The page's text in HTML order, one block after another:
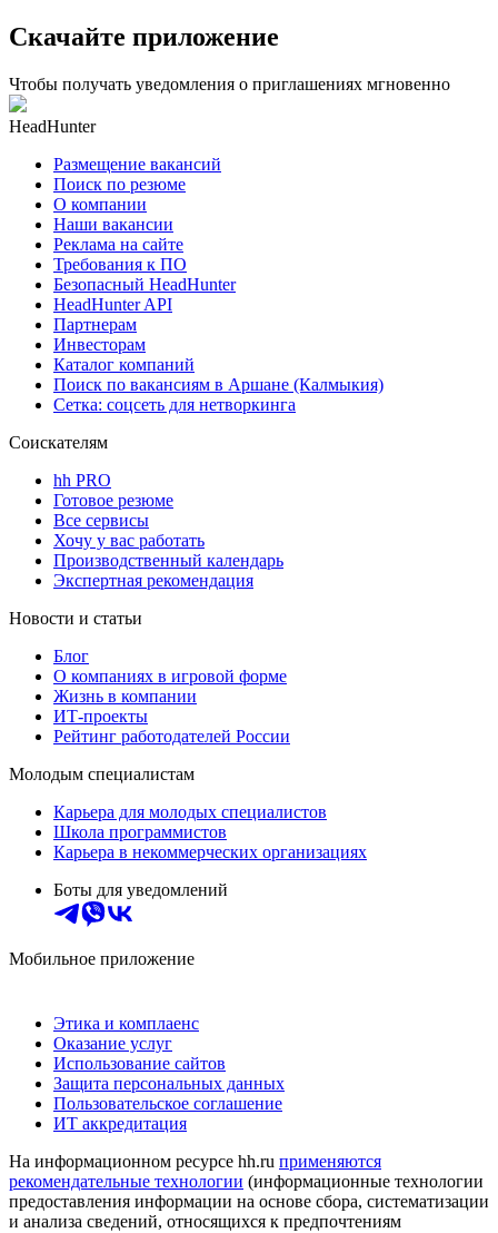
Скачайте приложение
Чтобы получать уведомления о приглашениях мгновенно
HeadHunter
Размещение вакансий
Поиск по резюме
О компании
Наши вакансии
Реклама на сайте
Требования к ПО
Безопасный HeadHunter
HeadHunter API
Партнерам
Инвесторам
Каталог компаний
Поиск по вакансиям в Аршане (Калмыкия)
Сетка: соцсеть для нетворкинга
Соискателям
hh PRO
Готовое резюме
Все сервисы
Хочу у вас работать
Производственный календарь
Экспертная рекомендация
Новости и статьи
Блог
О компаниях в игровой форме
Жизнь в компании
ИТ-проекты
Рейтинг работодателей России
Молодым специалистам
Карьера для молодых специалистов
Школа программистов
Карьера в некоммерческих организациях
Боты для уведомлений
Мобильное приложение
Этика и комплаенс
Оказание услуг
Использование сайтов
Защита персональных данных
Пользовательское соглашение
ИТ аккредитация
На информационном ресурсе hh.ru применяются
рекомендательные технологии (информационные технологии
предоставления информации на основе сбора, систематизации
и анализа сведений, относящихся к предпочтениям